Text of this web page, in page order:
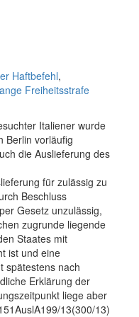
Haftbefehl,
Freiheitsstrafe
Italiener wurde
Berlin vorläufig
die Auslieferung des
für zulässig zu
Beschluss
Gesetz unzulässig,
zugrunde liegende
Staates mit
ist und eine
spätestens nach
Erklärung der
liege aber
13(300/13)